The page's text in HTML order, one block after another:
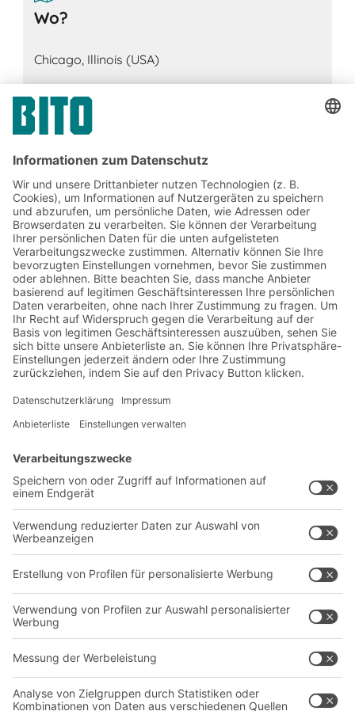
Wo?
Chicago, Illinois (USA)
Jetzt beim BITO Newsletter
anmelden:
Lager- & Logistiknews
Exklusive Rabatte
Neuheiten
Newsletter abonnieren
Lösungen
Intralogistiklösungen
Behältersysteme
Regalsysteme
Transportsysteme
Dienstleistungen
Kontaktformular
Unternehmen
Über uns
Produktionsstandorte
Karriere
Follow us